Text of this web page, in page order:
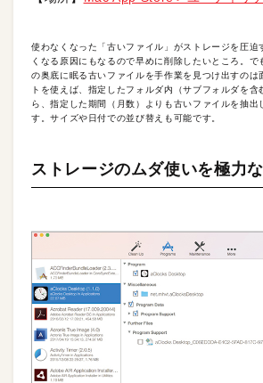
使わなくなった「古いファイル」がストレージを圧迫
くなる原因にもなるので早めに削除したいところ。で
の奥底に眠る古いファイルを手作業を見つけ出すのは
トを使えば、指定したフォルダ内（サブフォルダを
ら、指定した期間（月数）よりも古いファイルを抽出
す。サイズや日付での並び替えも可能です。
ストレージのムダ使いを極力